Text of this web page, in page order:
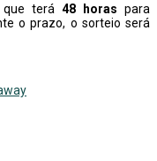
que terá 48 horas para
o prazo, o sorteio será